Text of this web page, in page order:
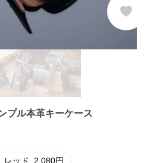
プル本革キーケース
レッド 2,080円